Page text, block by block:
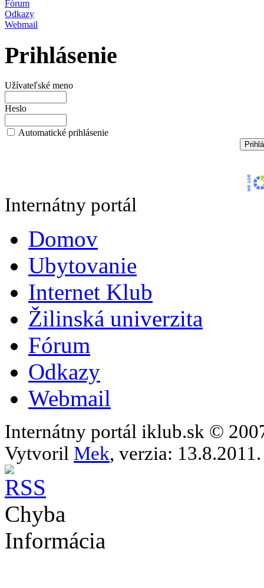
Fórum
Odkazy
Webmail
Prihlásenie
Užívateľské meno
Heslo
Automatické prihlásenie
Internátny portál
Domov
Ubytovanie
Internet Klub
Žilinská univerzita
Fórum
Odkazy
Webmail
Internátny portál iklub.sk ©
Vytvoril Mek, verzia: 13.8.2011.
Chyba
Informácia